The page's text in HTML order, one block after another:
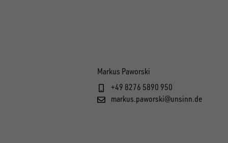
Markus Paworski
+49 8276 5890 950
markus.paworski@unsinn.de